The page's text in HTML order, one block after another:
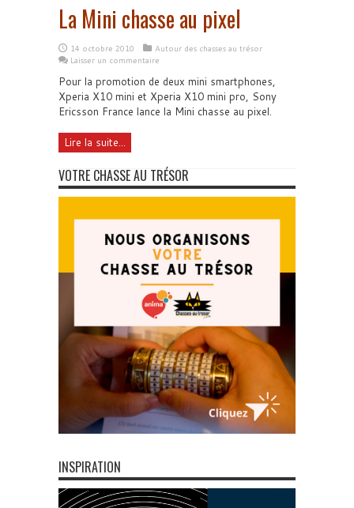
La Mini chasse au pixel
14 octobre 2010
Autour des chasses au trésor
Laisser un commentaire
Pour la promotion de deux mini smartphones,
Xperia X10 mini et Xperia X10 mini pro, Sony
Ericsson France lance la Mini chasse au pixel.
Lire la suite...
VOTRE CHASSE AU TRÉSOR
INSPIRATION